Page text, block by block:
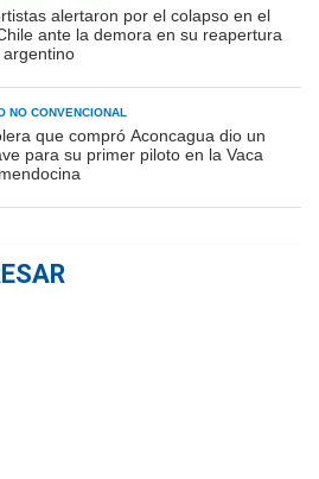
alertaron por el colapso en el
ante la demora en su reapertura
NO CONVENCIONAL
que compró Aconcagua dio un
para su primer piloto en la Vaca